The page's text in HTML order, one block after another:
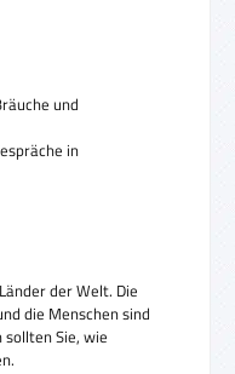
und
in
der Welt. Die
die Menschen sind
Sie, wie